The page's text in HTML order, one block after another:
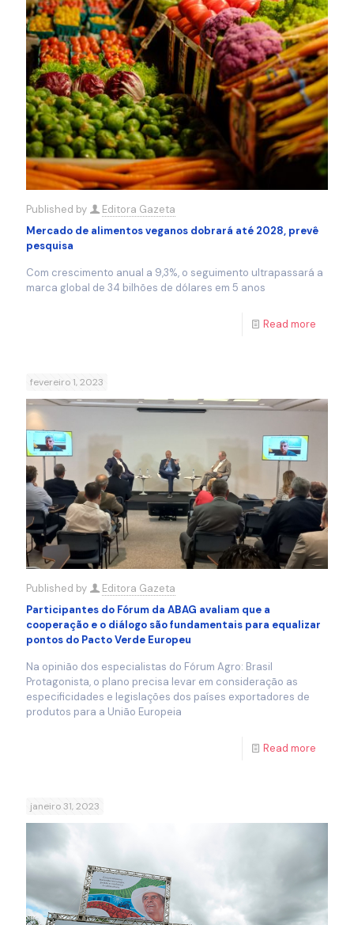
Published by
Editora Gazeta
Mercado de alimentos veganos dobrará até 2028, prevê
pesquisa
Com crescimento anual a 9,3%, o seguimento ultrapassará a
marca global de 34 bilhões de dólares em 5 anos
Read more
fevereiro 1, 2023
Published by
Editora Gazeta
Participantes do Fórum da ABAG avaliam que a
cooperação e o diálogo são fundamentais para equalizar
pontos do Pacto Verde Europeu
Na opinião dos especialistas do Fórum Agro: Brasil
Protagonista, o plano precisa levar em consideração as
especificidades e legislações dos países exportadores de
produtos para a União Europeia
Read more
janeiro 31, 2023